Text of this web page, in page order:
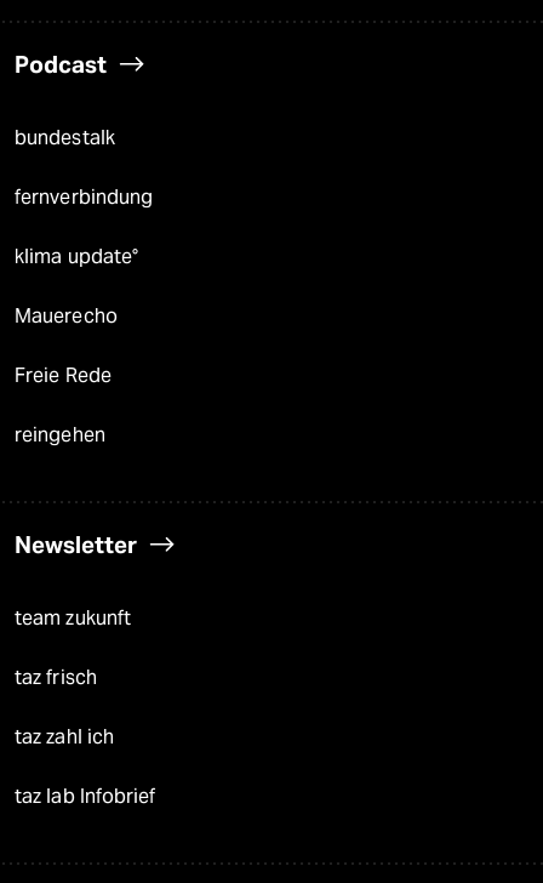
Podcast
bundestalk
fernverbindung
klima update°
Mauerecho
Freie Rede
reingehen
Newsletter
team zukunft
taz frisch
taz zahl ich
taz lab Infobrief